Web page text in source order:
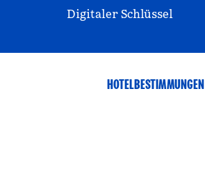
Digitaler Schlüssel
HOTELBESTIMMUNGEN